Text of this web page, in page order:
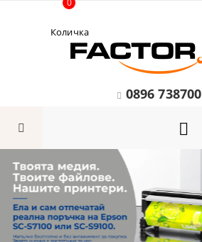
Количка
0
0896 738700